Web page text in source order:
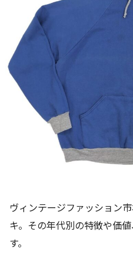
ヴィンテージファッション
キ。その年代別の特徴や価
す。